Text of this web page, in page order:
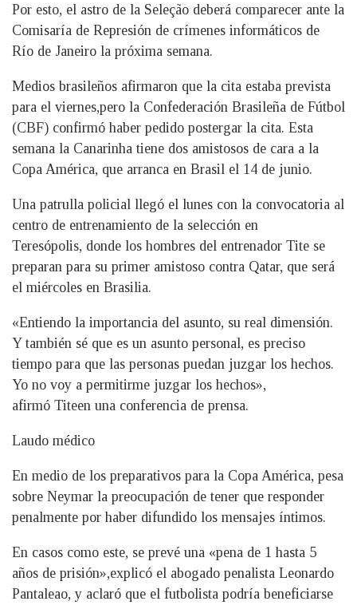
Por esto, el astro de la Seleção deberá comparecer ante la
Comisaría de Represión de crímenes informáticos de
Río de Janeiro la próxima semana.
Medios brasileños afirmaron que la cita estaba prevista
para el viernes,pero la Confederación Brasileña de Fútbol
(CBF) confirmó haber pedido postergar la cita. Esta
semana la Canarinha tiene dos amistosos de cara a la
Copa América, que arranca en Brasil el 14 de junio.
Una patrulla policial llegó el lunes con la convocatoria al
centro de entrenamiento de la selección en
Teresópolis, donde los hombres del entrenador Tite se
preparan para su primer amistoso contra Qatar, que será
el miércoles en Brasilia.
«Entiendo la importancia del asunto, su real dimensión.
Y también sé que es un asunto personal, es preciso
tiempo para que las personas puedan juzgar los hechos.
Yo no voy a permitirme juzgar los hechos»,
afirmó Titeen una conferencia de prensa.
Laudo médico
En medio de los preparativos para la Copa América, pesa
sobre Neymar la preocupación de tener que responder
penalmente por haber difundido los mensajes íntimos.
En casos como este, se prevé una «pena de 1 hasta 5
años de prisión»,explicó el abogado penalista Leonardo
Pantaleao, y aclaró que el futbolista podría beneficiarse